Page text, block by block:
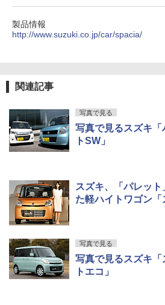
製品情報
http://www.suzuki.co.jp/car/spacia/
関連記事
写真で見る
写真で見るスズキ「
トSW」
スズキ、「パレッ
た軽ハイトワゴン
写真で見る
写真で見るスズキ
トエコ」